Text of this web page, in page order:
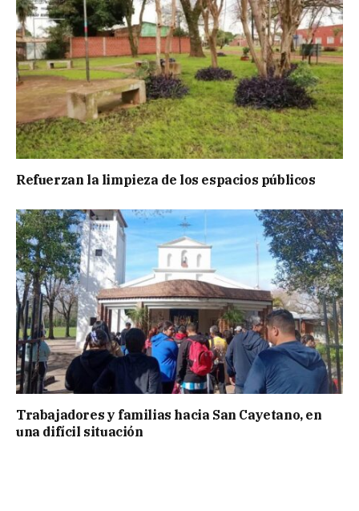
Refuerzan la limpieza de los espacios públicos
Trabajadores y familias hacia San Cayetano, en
una difícil situación